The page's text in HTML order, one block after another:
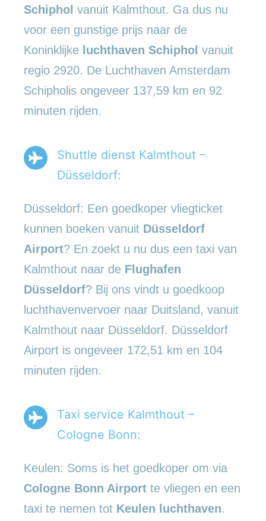
Schiphol vanuit Kalmthout. Ga dus nu
voor een gunstige prijs naar de
Koninklijke luchthaven Schiphol vanuit
regio 2920. De Luchthaven Amsterdam
Schipholis ongeveer 137,59 km en 92
minuten rijden.
Shuttle dienst Kalmthout –
Düsseldorf:
Düsseldorf: Een goedkoper vliegticket
kunnen boeken vanuit Düsseldorf
Airport? En zoekt u nu dus een taxi van
Kalmthout naar de Flughafen
Düsseldorf? Bij ons vindt u goedkoop
luchthavenvervoer naar Duitsland, vanuit
Kalmthout naar Düsseldorf. Düsseldorf
Airport is ongeveer 172,51 km en 104
minuten rijden.
Taxi service Kalmthout –
Cologne Bonn:
Keulen: Soms is het goedkoper om via
Cologne Bonn Airport te vliegen en een
taxi te nemen tot Keulen luchthaven.